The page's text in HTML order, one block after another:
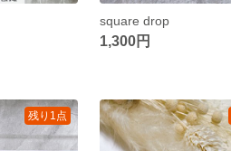
square drop
1,300円
残り1点